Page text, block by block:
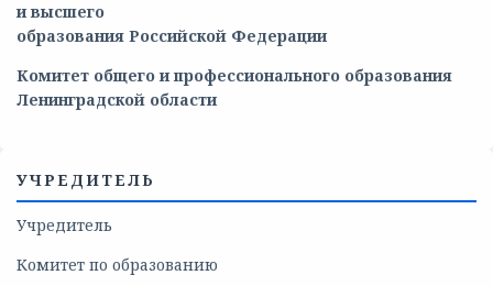
и высшего
образования Российской Федерации
Комитет общего и профессионального образования
Ленинградской области
УЧРЕДИТЕЛЬ
Учредитель
Комитет по образованию